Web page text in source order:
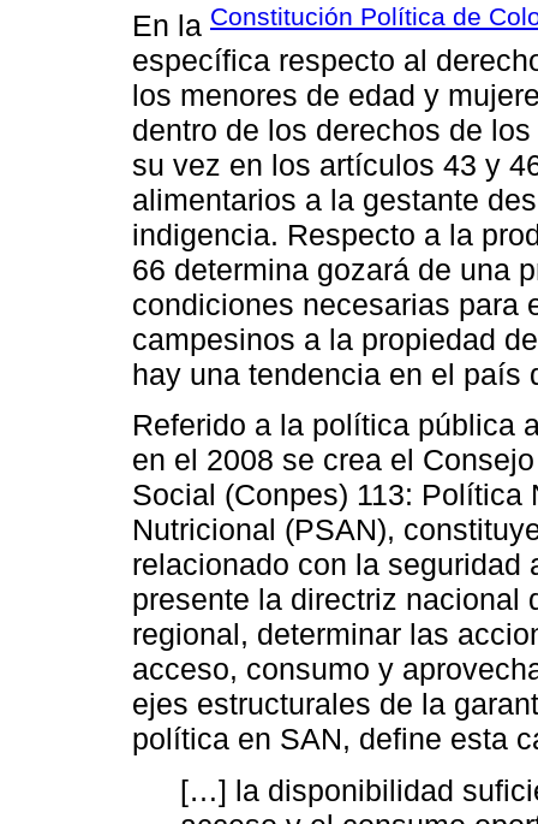
En la Constitución Política de
específica respecto al
los menores de edad y
dentro de los derechos de
su vez en los artículos 43 y
alimentarios a la gestante
indigencia. Respecto a la
66 determina gozará de una
condiciones necesarias para
campesinos a la propiedad
hay una tendencia en el país
Referido a la política pública
en el 2008 se crea el
Social (Conpes) 113:
Nutricional (PSAN),
relacionado con la
presente la directriz nacional
regional, determinar las
acceso, consumo y
ejes estructurales de la
política en SAN, define esta
[…] la disponibilidad